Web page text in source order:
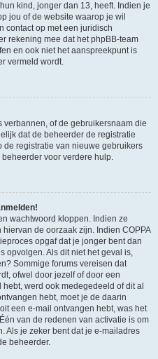
kind, jonger dan 13, heeft. Indien je
jou of de website waarop je wil
contact op met een juridisch
rekening mee dat het phpBB-team
en ook niet het aanspreekpunt is
vermeld wordt.
verbannen, of de gebruikersnaam die
dat de beheerder de registratie
registratie van nieuwe gebruikers
voor verdere hulp.
wachtwoord kloppen. Indien ze
de oorzaak zijn. Indien COPPA
opgaf dat je jonger bent dan
opvolgen. Als dit niet het geval is,
Sommige forums vereisen dat
ofwel door jezelf of door een
werd ook medegedeeld of dit al
hebt, moet je de daarin
een e-mail ontvangen hebt, was het
van de redenen van activatie is om
Als je zeker bent dat je e-mailadres
beheerder.